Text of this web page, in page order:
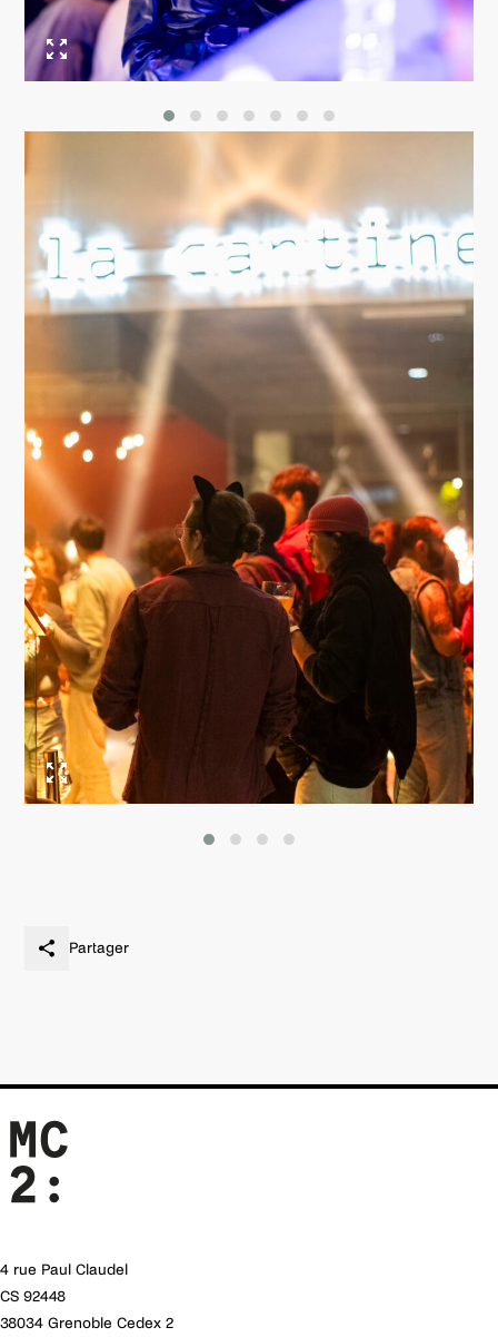
Partager
4 rue Paul Claudel
CS 92448
38034 Grenoble Cedex 2